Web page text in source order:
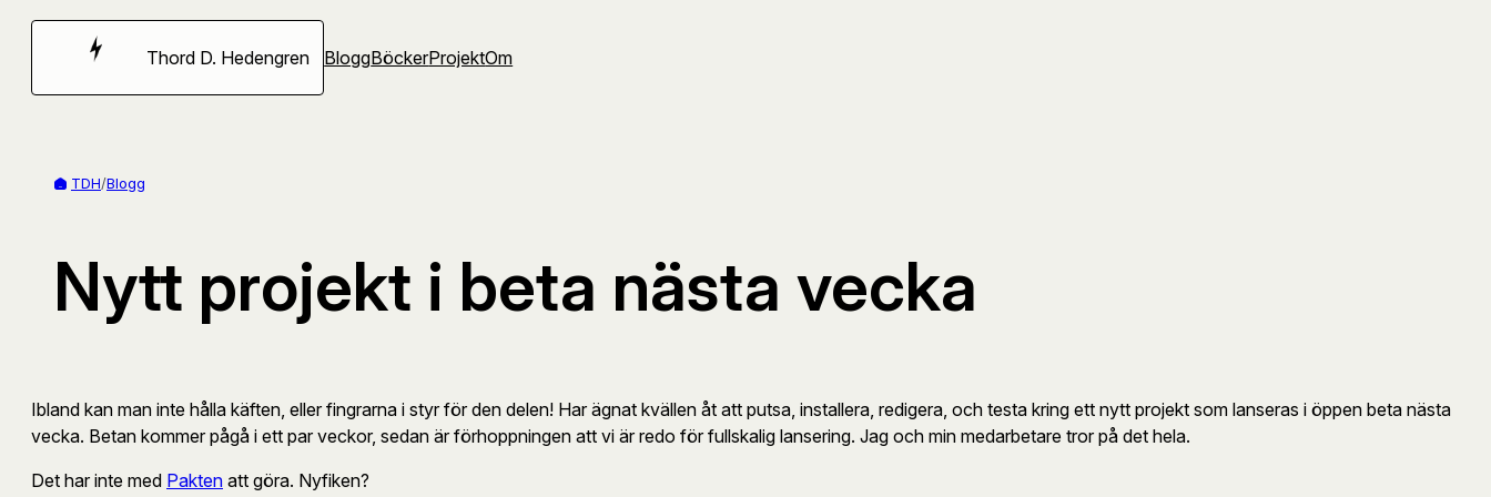
Hoppa
Thord D. Hedengren BloggBöckerProjektOm
TDH/Blogg
Nytt projekt i beta nästa vecka
Ibland kan man inte hålla käften, eller fingrarna i styr för den delen! Har ägnat kvällen åt att putsa, installera, redigera, och testa kring ett nytt projekt som lanseras i öppen beta nästa
vecka. Betan kommer pågå i ett par veckor, sedan är förhoppningen att vi är redo för fullskalig lansering. Jag och min medarbetare tror på det hela.
Det har inte med Pakten att göra. Nyfiken?